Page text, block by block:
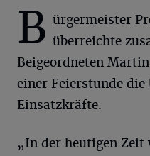
B ürgermeister
überreichte
Beigeordneten
einer Feierstunde
Einsatzkräfte.
„In der heutigen Zeit